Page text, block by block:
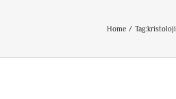
Home Tag:kristoloji